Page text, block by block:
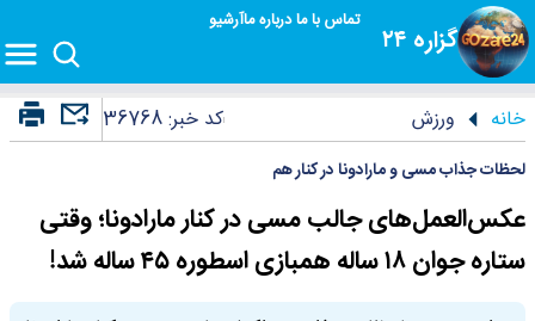
گزاره ۲۴
تماس با مادرباره ماآرشیو
خانه ورزش کد خبر:36768
لحظات جذاب مسی و مارادونا در کنار هم
عکس‌العمل‌های جالب مسی در کنار مارادونا؛ وقتی
ستاره جوان ۱۸ ساله همبازی اسطوره ۴۵ ساله شد!